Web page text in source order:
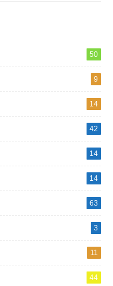
50
9
14
42
14
14
63
3
11
44